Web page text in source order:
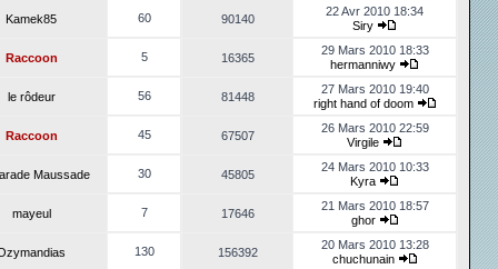
Kamek85 60 90140
22 Avr 2010 18:34
Siry
Raccoon 5 16365
29 Mars 2010 18:33
hermanniwy
le rôdeur 56 81448
27 Mars 2010 19:40
right hand of doom
Raccoon 45 67507
26 Mars 2010 22:59
Virgile
Maussade 30 45805
24 Mars 2010 10:33
Kyra
mayeul 7 17646
21 Mars 2010 18:57
ghor
130 156392
20 Mars 2010 13:28
chuchunain